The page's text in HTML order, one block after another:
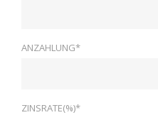
ANZAHLUNG*
ZINSRATE(%)*